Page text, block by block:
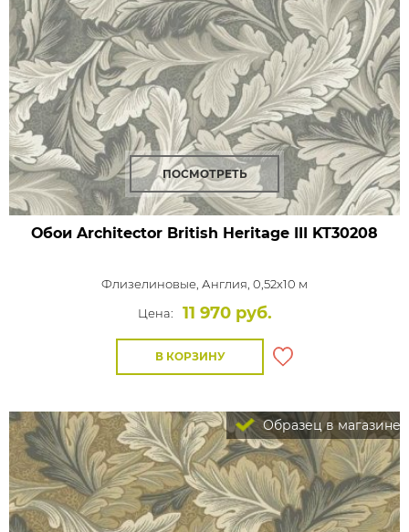
ПОСМОТРЕТЬ
Обои Architector British Heritage III KT30208
Флизелиновые, Англия, 0,52x10 м
Цена:
11 970 руб.
В КОРЗИНУ
Образец в магазине